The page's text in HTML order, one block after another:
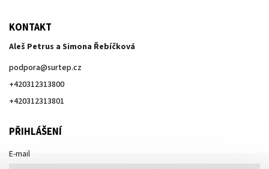
KONTAKT
Aleš Petrus a Simona Řebíčková
podpora@surtep.cz
+420312313800
+420312313801
PŘIHLÁŠENÍ
E-mail